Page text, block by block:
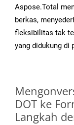
Aspose.Total
berkas,
fleksibilitas tak
yang didukung di
DOT ke
Langkah